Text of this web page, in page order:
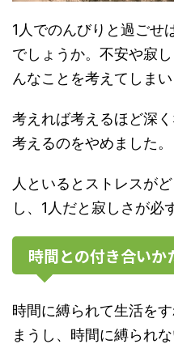
1人でのんびりと過ごせ
でしょうか。不安や寂
んなことを考えてしまい
考えれば考えるほど深
考えるのをやめました。
人といるとストレスが
し、1人だと寂しさが必
時間との付き合いか
時間に縛られて生活を
まうし、時間に縛られ